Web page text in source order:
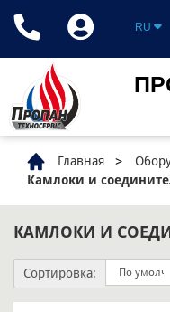
RU
Главная
Камлоки и
КАМЛОКИ И
Сортировка: